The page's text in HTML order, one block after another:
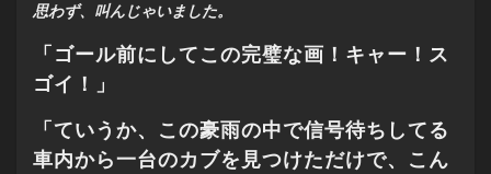
思わず、叫んじゃいました。
「ゴール前にしてこの完璧な画！キャー！ス
ゴイ！」
「ていうか、この豪雨の中で信号待ちしてる
車内から一台のカブを見つけただけで、こん